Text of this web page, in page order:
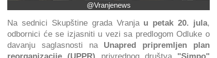
@Vranjenews
Na sednici Skupštine grada Vranja u petak 20. jula,
odbornici će se izjasniti u vezi sa predlogom Odluke o
davanju saglasnosti na Unapred pripremljen plan
reorganizacije (UPPR) privrednog društva "Simpo"